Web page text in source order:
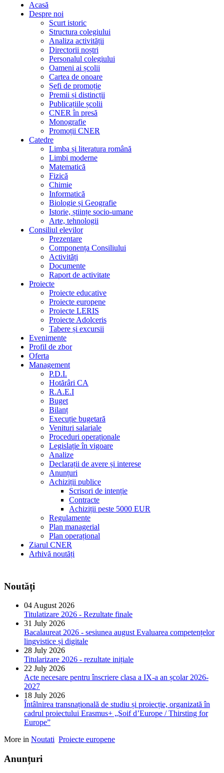
Acasă
Despre noi
Scurt istoric
Structura colegiului
Analiza activității
Directorii noștri
Personalul colegiului
Oameni ai școlii
Cartea de onoare
Șefi de promoție
Premii și distincții
Publicațiile școlii
CNER în presă
Monografie
Promoții CNER
Catedre
Limba și literatura română
Limbi moderne
Matematică
Fizică
Chimie
Informatică
Biologie și Geografie
Istorie, științe socio-umane
Arte, tehnologii
Consiliul elevilor
Prezentare
Componența Consiliului
Activități
Documente
Raport de activitate
Proiecte
Proiecte educative
Proiecte europene
Proiecte LERIS
Proiecte Adolceris
Tabere și excursii
Evenimente
Profil de zbor
Oferta
Management
P.D.I.
Hotărâri CA
R.A.E.I
Buget
Bilanț
Execuție bugetară
Venituri salariale
Proceduri operaționale
Legislație în vigoare
Analize
Declarații de avere și interese
Anunțuri
Achiziții publice
Scrisori de intenție
Contracte
Achiziții peste 5000 EUR
Regulamente
Plan managerial
Plan operațional
Ziarul CNER
Arhivă noutăți
Noutăți
04 August 2026
Titulatizare 2026 - Rezultate finale
31 July 2026
Bacalaureat 2026 - sesiunea august Evaluarea competențelor
lingvistice și digitale
28 July 2026
Titularizare 2026 - rezultate inițiale
22 July 2026
Acte necesare pentru înscriere clasa a IX-a an școlar 2026-
2027
18 July 2026
Întâlnirea transnațională de studiu și proiecție, organizată în
cadrul proiectului Erasmus+ „Soif d’Europe / Thirsting for
Europe”
More in Noutati Proiecte europene
Anunțuri